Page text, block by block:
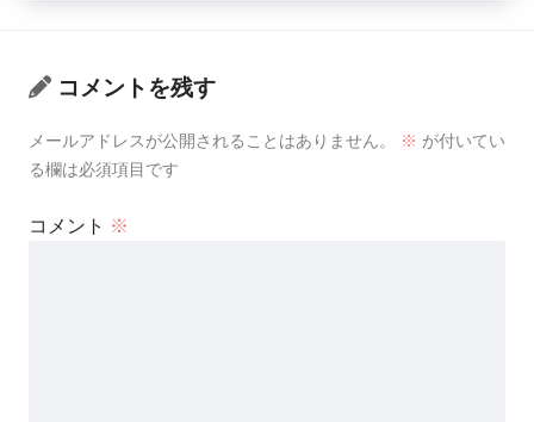
コメントを残す
メールアドレスが公開されることはありません。 ※ が付いてい
る欄は必須項目です
コメント ※